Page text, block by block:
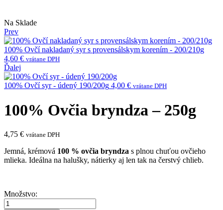
Na Sklade
Prev
100% Ovčí nakladaný syr s provensálskym korením - 200/210g
4,60 € vrátane DPH
Ďalej
100% Ovčí syr - údený 190/200g 4,00 € vrátane DPH
100% Ovčia bryndza – 250g
4,75 € vrátane DPH
Jemná, krémová 100 % ovčia bryndza s plnou chuťou ovčieho
mlieka. Ideálna na halušky, nátierky aj len tak na čerstvý chlieb.
Množstvo: